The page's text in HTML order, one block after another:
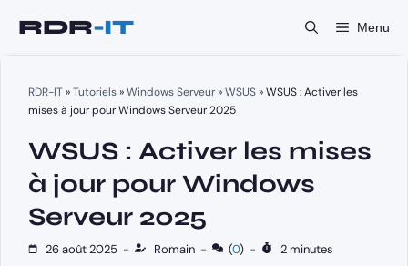
Menu
RDR-IT»Tutoriels»Windows Serveur»WSUS»WSUS : Activer les
mises à jour pour Windows Serveur 2025
WSUS : Activer les mises
à jour pour Windows
Serveur 2025
26 août 2025 - Romain - (0) - 2 minutes